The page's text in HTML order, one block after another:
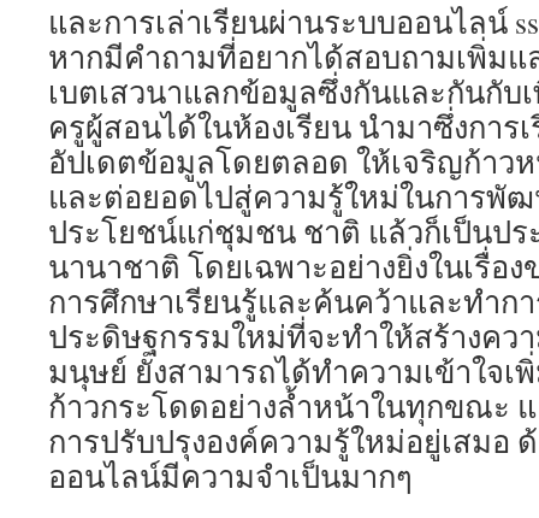
และการเล่าเรียนผ่านระบบออนไลน์
หากมีคำถามที่อยากได้สอบถามเพิ่ม
เบตเสวนาแลกข้อมูลซึ่งกันและกันกับ
ครูผู้สอนได้ในห้องเรียน นำมาซึ่งการ
อัปเดตข้อมูลโดยตลอด ให้เจริญก้าว
และต่อยอดไปสู่ความรู้ใหม่ในการพั
ประโยชน์แก่ชุมชน ชาติ แล้วก็เป็นปร
นานาชาติ โดยเฉพาะอย่างยิ่งในเรื่อ
การศึกษาเรียนรู้และค้นคว้าและทำก
ประดิษฐกรรมใหม่ที่จะทำให้สร้างคว
มนุษย์ ยังสามารถได้ทำความเข้าใจเ
ก้าวกระโดดอย่างล้ำหน้าในทุกขณะ
การปรับปรุงองค์ความรู้ใหม่อยู่เสมอ
ออนไลน์มีความจำเป็นมากๆ